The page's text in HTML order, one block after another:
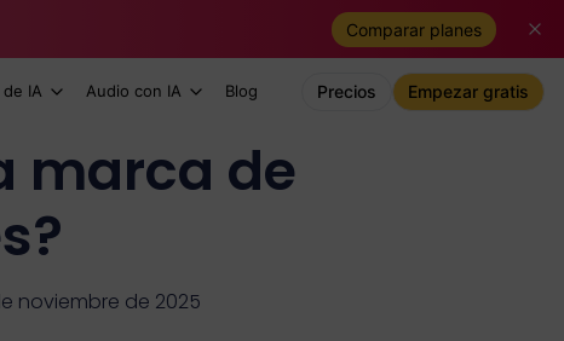
Comparar planes
de IA Audio con IA Blog Precios Empezar gratis
marca de
noviembre de 2025